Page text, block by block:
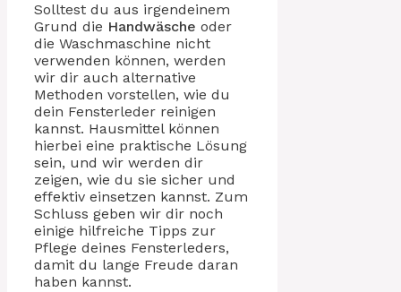
Solltest du aus irgendeinem
Grund die Handwäsche oder
die Waschmaschine nicht
verwenden können, werden
wir dir auch alternative
Methoden vorstellen, wie du
dein Fensterleder reinigen
kannst. Hausmittel können
hierbei eine praktische Lösung
sein, und wir werden dir
zeigen, wie du sie sicher und
effektiv einsetzen kannst. Zum
Schluss geben wir dir noch
einige hilfreiche Tipps zur
Pflege deines Fensterleders,
damit du lange Freude daran
haben kannst.